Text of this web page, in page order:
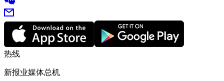
热线
新报业媒体总机